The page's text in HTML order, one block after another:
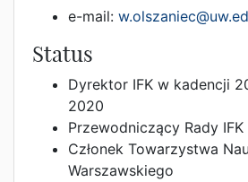
e-mail:
Status
Dyrektor IFK w kadencji
2020
Przewodniczący Rady
Członek Towarzystwa
Warszawskiego